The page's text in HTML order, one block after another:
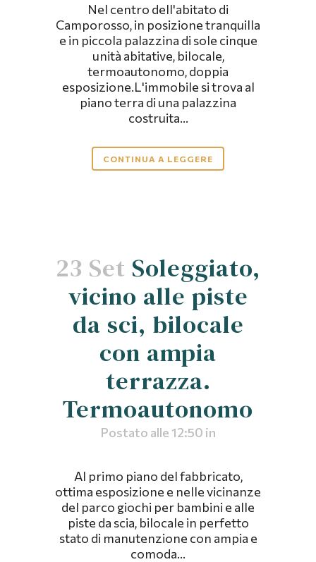
Nel centro dell'abitato di
Camporosso, in posizione tranquilla
e in piccola palazzina di sole cinque
unità abitative, bilocale,
termoautonomo, doppia
esposizione.L'immobile si trova al
piano terra di una palazzina
costruita...
CONTINUA A LEGGERE
23 Set Soleggiato,
vicino alle piste
da sci, bilocale
con ampia
terrazza.
Termoautonomo
Postato alle 12:50 in
Al primo piano del fabbricato,
ottima esposizione e nelle vicinanze
del parco giochi per bambini e alle
piste da scia, bilocale in perfetto
stato di manutenzione con ampia e
comoda...